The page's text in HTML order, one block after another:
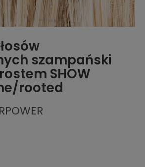
szampański
SHOW
rooted